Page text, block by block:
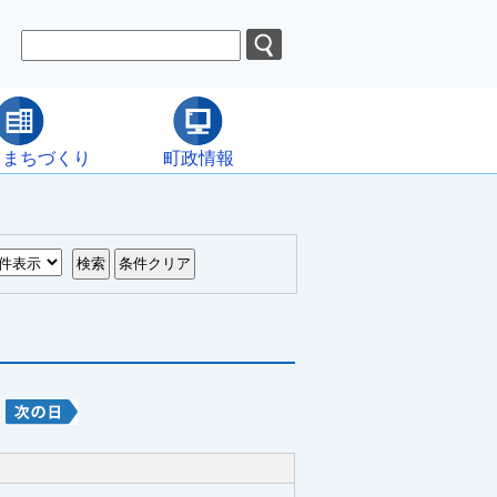
ちづくり 町政情報